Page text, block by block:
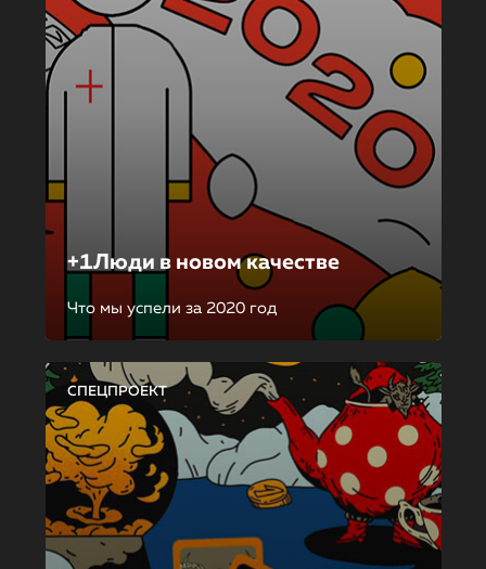
+1Люди в новом качестве
Что мы успели за 2020 год
СПЕЦПРОЕКТ